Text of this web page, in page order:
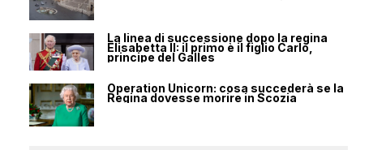
La linea di successione dopo la regina
Elisabetta II: il primo è il figlio Carlo,
principe del Galles
Operation Unicorn: cosa succederà se la
Regina dovesse morire in Scozia